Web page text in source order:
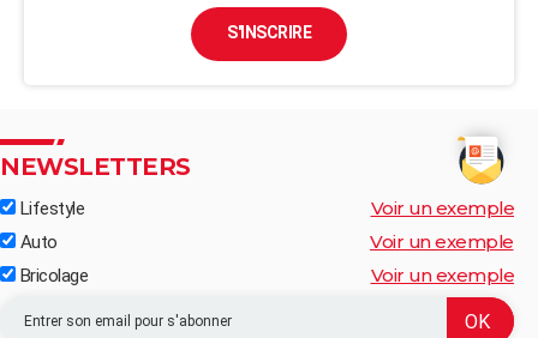
S'INSCRIRE
NEWSLETTERS
Lifestyle Voir un exemple
Auto Voir un exemple
Bricolage Voir un exemple